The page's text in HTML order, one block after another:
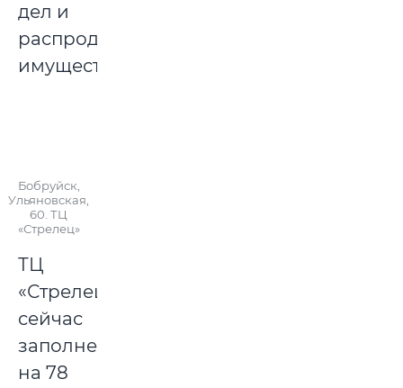
дел и
распродается
имущество.
Бобруйск,
Ульяновская,
60. ТЦ
«Стрелец»
ТЦ
«Стрелец»
сейчас
заполнен
на 78